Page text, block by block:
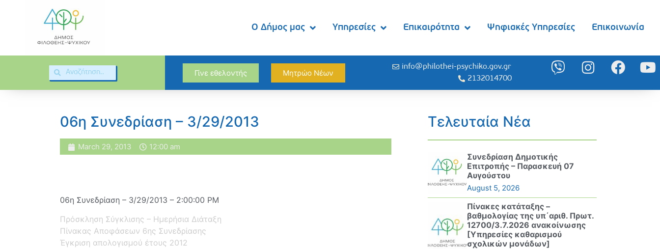
Ο Δήμος μας Υπηρεσίες Επικαιρότητα Ψηφιακές Υπηρεσίες Επικοινωνία
Γίνε εθελοντής Μητρώο Νέων
info@philothei-psychiko.gov.gr
2132014700
06η Συνεδρίαση – 3/29/2013
March 29, 2013 12:00 am
06η Συνεδρίαση – 3/29/2013 – 2:00:00 PM
Πρόσκληση Σύγκλισης – Ημερήσια Διάταξη
Πίνακας Αποφάσεων 6ης Συνεδρίασης
Έγκριση απολογισμού έτους 2012
Τελευταία Νέα
Συνεδρίαση Δημοτικής
Επιτροπής – Παρασκευή 07
Αυγούστου
August 5, 2026
Πίνακες κατάταξης –
βαθμολογίας της υπ΄αριθ. Πρωτ.
12700/3.7.2026 ανακοίνωσης
[Υπηρεσίες καθαρισμού
σχολικών μονάδων]